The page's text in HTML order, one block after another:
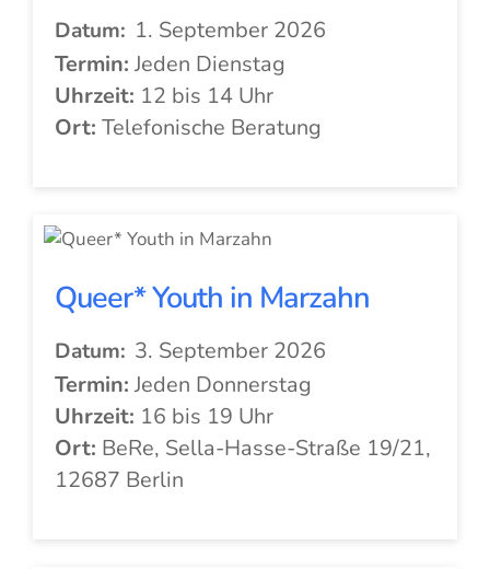
Datum: 1. September 2026
Termin: Jeden Dienstag
Uhrzeit: 12 bis 14 Uhr
Ort: Telefonische Beratung
Queer* Youth in Marzahn
Datum: 3. September 2026
Termin: Jeden Donnerstag
Uhrzeit: 16 bis 19 Uhr
Ort: BeRe, Sella-Hasse-Straße 19/21,
12687 Berlin